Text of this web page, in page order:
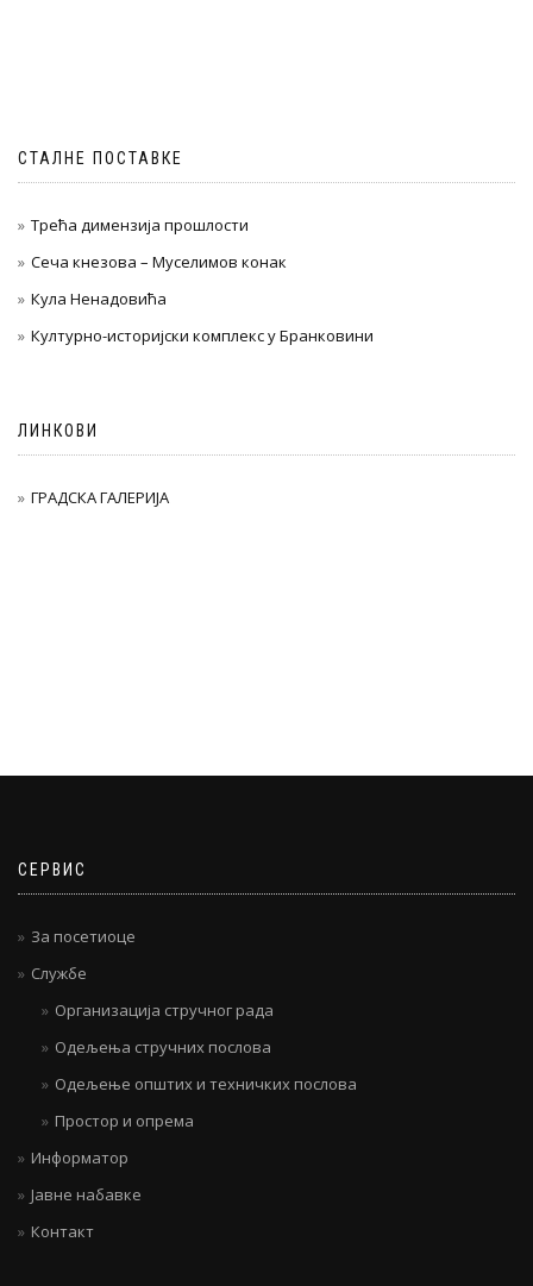
СТАЛНЕ ПОСТАВКЕ
Трећа димензија прошлости
Сеча кнезова – Муселимов конак
Кула Ненадовића
Културно-историјски комплекс у Бранковини
ЛИНКОВИ
ГРАДСКА ГАЛЕРИЈА
СЕРВИС
За посетиоце
Службе
Организација стручног рада
Одељења стручних послова
Одељење општих и техничких послова
Простор и опрема
Информатор
Јавне набавке
Контакт